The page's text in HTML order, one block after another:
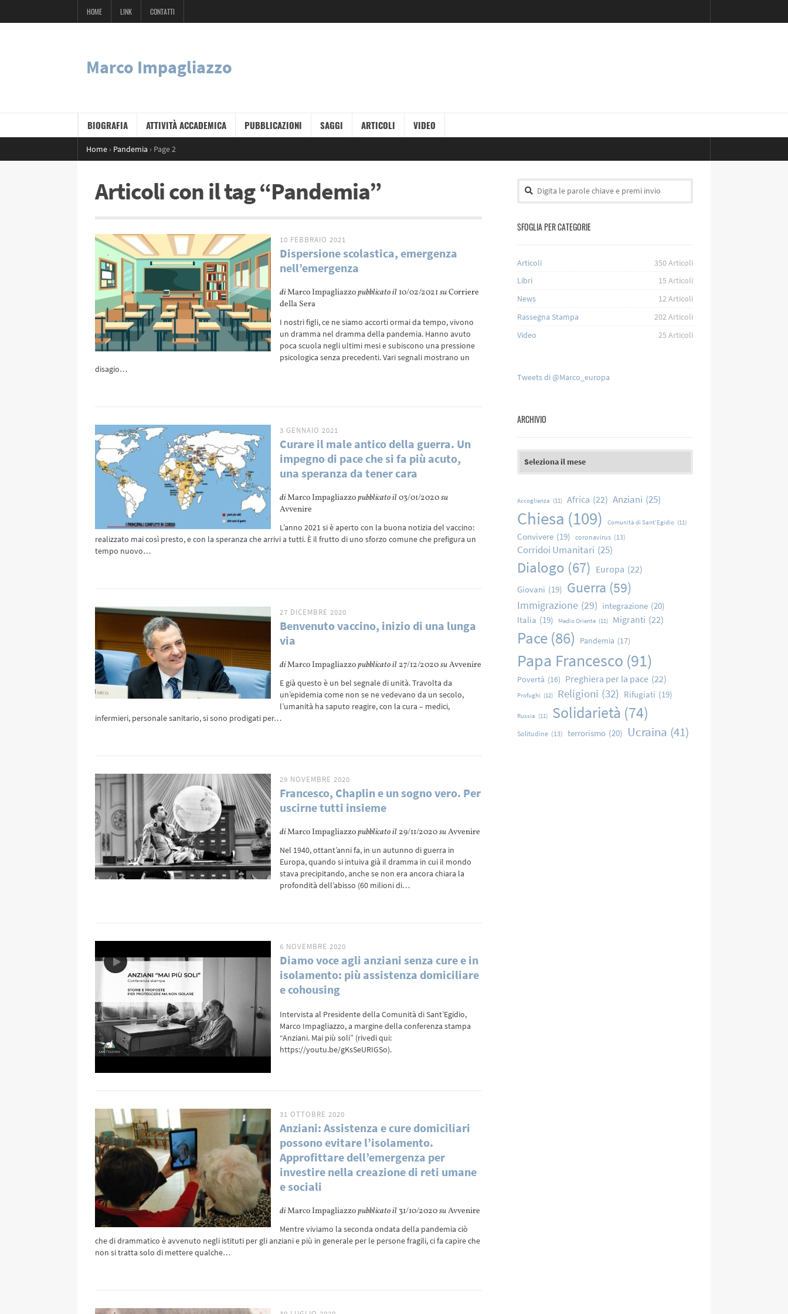
HOME LINK CONTATTI
Marco Impagliazzo
BIOGRAFIA ATTIVITÀ ACCADEMICA PUBBLICAZIONI SAGGI ARTICOLI VIDEO
Home › Pandemia › Page 2
Articoli con il tag “Pandemia”
10 FEBBRAIO 2021
Dispersione scolastica, emergenza
nell’emergenza
diMarco Impagliazzopubblicato il 10/02/2021suCorriere
della Sera
I nostri figli, ce ne siamo accorti ormai da tempo, vivono
un dramma nel dramma della pandemia. Hanno avuto
poca scuola negli ultimi mesi e subiscono una pressione
psicologica senza precedenti. Vari segnali mostrano un
disagio…
3 GENNAIO 2021
Curare il male antico della guerra. Un
impegno di pace che si fa più acuto,
una speranza da tener cara
diMarco Impagliazzopubblicato il03/01/2020su
Avvenire
L’anno 2021 si è aperto con la buona notizia del vaccino:
realizzato mai così presto, e con la speranza che arrivi a tutti. È il frutto di uno sforzo comune che prefigura un
tempo nuovo…
27 DICEMBRE 2020
Benvenuto vaccino, inizio di una lunga
via
diMarco Impagliazzopubblicato il 27/12/2020suAvvenire
E già questo è un bel segnale di unità. Travolta da
un’epidemia come non se ne vedevano da un secolo,
l’umanità ha saputo reagire, con la cura – medici,
infermieri, personale sanitario, si sono prodigati per…
29 NOVEMBRE 2020
Francesco, Chaplin e un sogno vero. Per
uscirne tutti insieme
diMarco Impagliazzopubblicato il 29/11/2020suAvvenire
Nel 1940, ottant’anni fa, in un autunno di guerra in
Europa, quando si intuiva già il dramma in cui il mondo
stava precipitando, anche se non era ancora chiara la
profondità dell’abisso (60 milioni di…
6 NOVEMBRE 2020
Diamo voce agli anziani senza cure e in
isolamento: più assistenza domiciliare
e cohousing
Intervista al Presidente della Comunità di Sant’Egidio,
Marco Impagliazzo, a margine della conferenza stampa
“Anziani. Mai più soli” (rivedi qui:
https://youtu.be/gKsSeURIGSo).
31 OTTOBRE 2020
Anziani: Assistenza e cure domiciliari
possono evitare l’isolamento.
Approfittare dell’emergenza per
investire nella creazione di reti umane
e sociali
diMarco Impagliazzopubblicato il31/10/2020suAvvenire
Mentre viviamo la seconda ondata della pandemia ciò
che di drammatico è avvenuto negli istituti per gli anziani e più in generale per le persone fragili, ci fa capire che
non si tratta solo di mettere qualche…
SFOGLIA PER CATEGORIE
Articoli 350Articoli
Libri
15 Articoli
News
12Articoli
Rassegna Stampa
202Articoli
Video
25 Articoli
Tweets di @Marco_europa
ARCHIVIO
Accoglienza (11) Africa (22) Anziani (25)
Chiesa (109) Comunità di Sant'Egidio (11)
Convivere (19) coronavirus (13)
Corridoi Umanitari (25)
Dialogo (67) Europa (22)
Giovani (19) Guerra (59)
Immigrazione (29) integrazione (20)
Italia (19) Medio Oriente (11) Migranti (22)
Pace (86) Pandemia (17)
Papa Francesco (91)
Povertà (16) Preghiera per la pace (22)
Profughi (12) Religioni (32) Rifugiati (19)
Russia (11) Solidarietà (74)
Solitudine (13) terrorismo (20) Ucraina (41)